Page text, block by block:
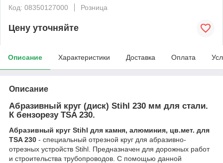
Код: 08350127000
Розница
Цену уточняйте
Описание Характеристики Доставка Оплата
Описание
Абразивный круг (диск) Stihl 230 мм для стали.
К бензорезу TSA 230.
Абразивный круг Stihl для камня, алюминия, цв.мет. для
TSA 230 - специальный отрезной круг для абразивно-
отрезных устройств Stihl. Предназначен для дорожных работ
и строительства трубопроводов. С помощью данной